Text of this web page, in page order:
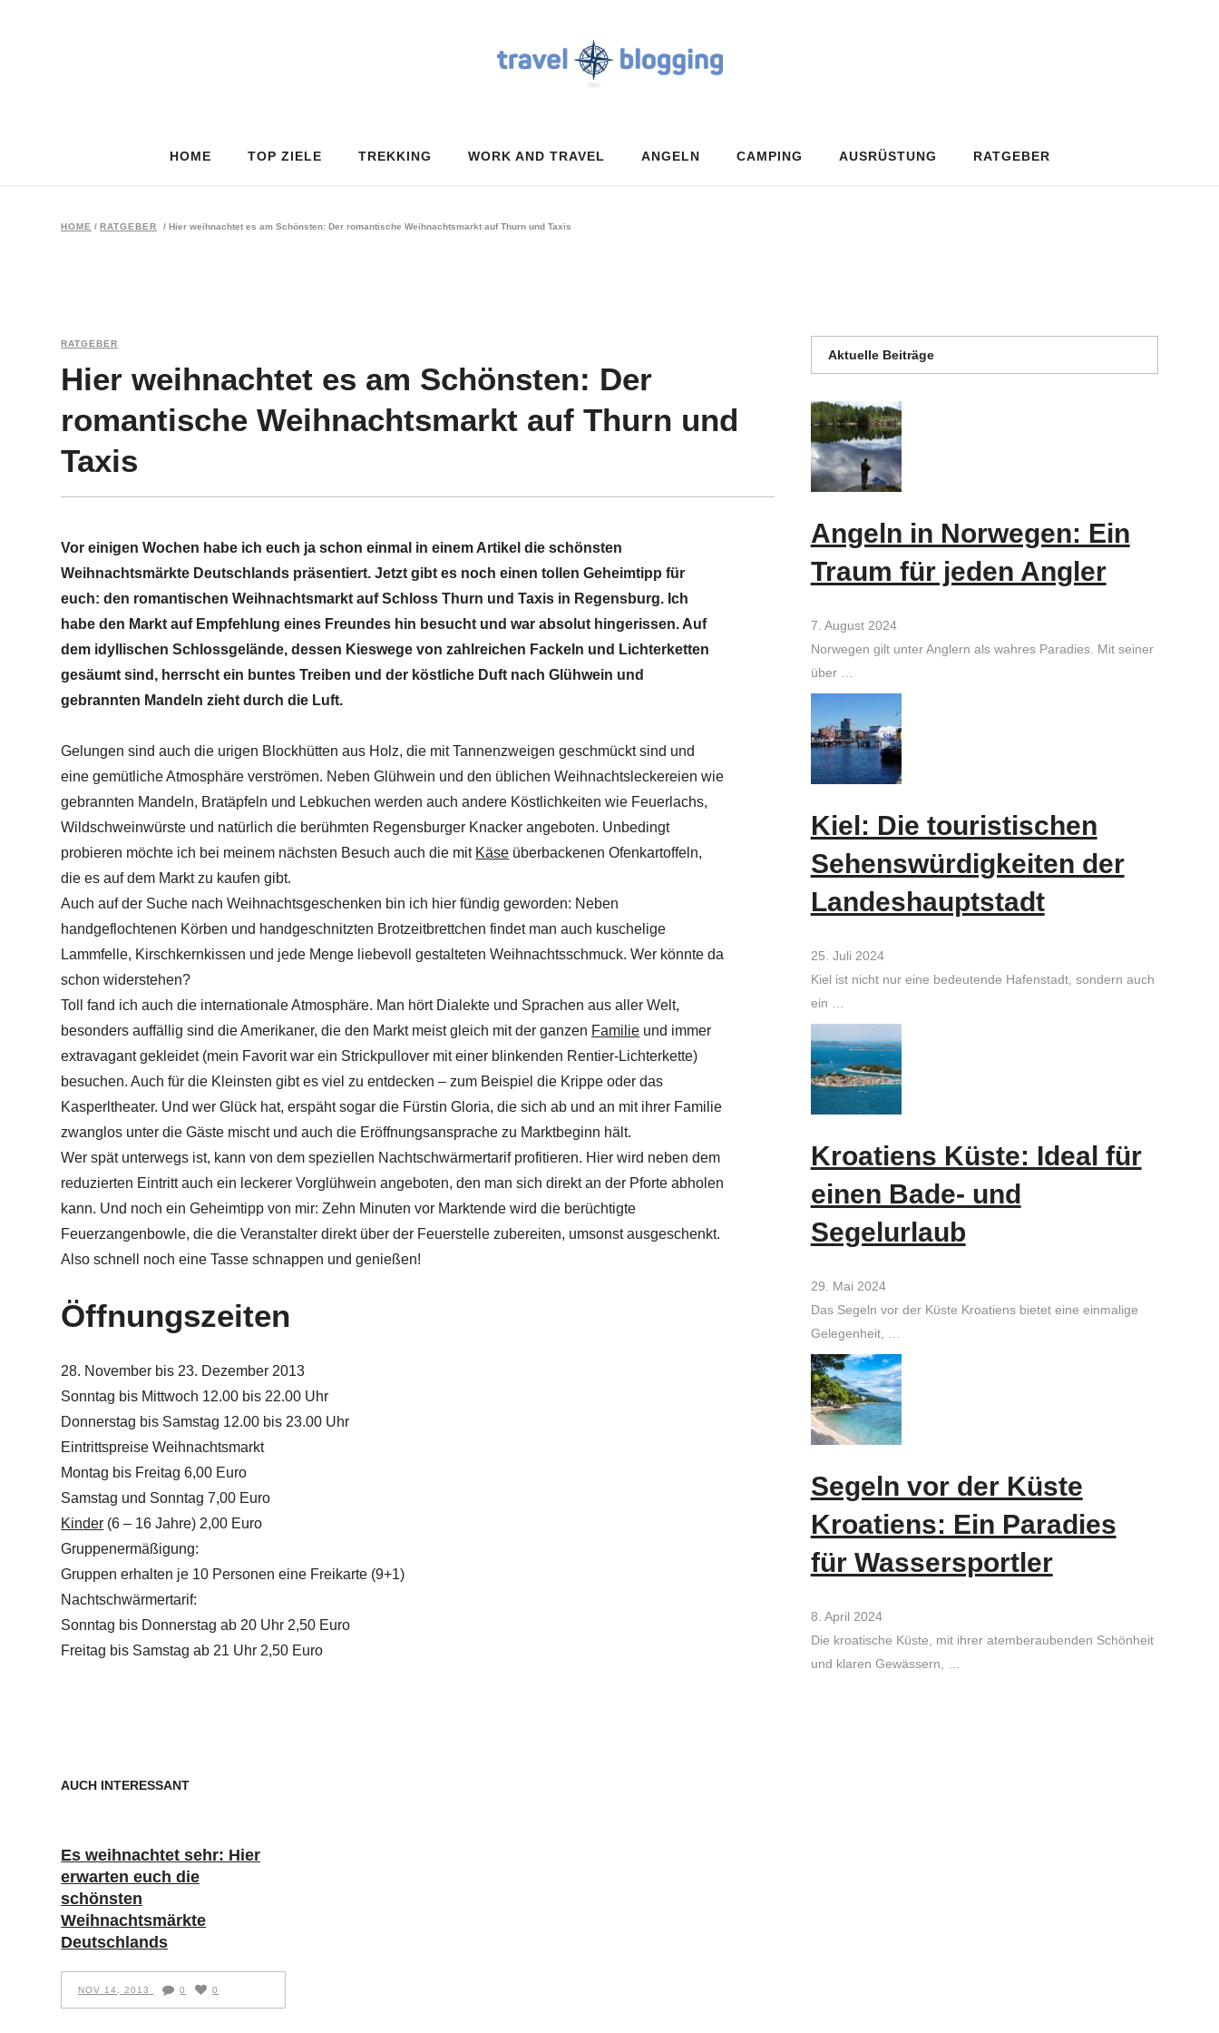
HOME TOP ZIELE TREKKING WORK AND TRAVEL ANGELN CAMPING AUSRÜSTUNG RATGEBER
HOME / RATGEBER / Hier weihnachtet es am Schönsten: Der romantische Weihnachtsmarkt auf Thurn und Taxis
RATGEBER
Hier weihnachtet es am Schönsten: Der
romantische Weihnachtsmarkt auf Thurn und
Taxis
Vor einigen Wochen habe ich euch ja schon einmal in einem Artikel die schönsten
Weihnachtsmärkte Deutschlands präsentiert. Jetzt gibt es noch einen tollen Geheimtipp für
euch: den romantischen Weihnachtsmarkt auf Schloss Thurn und Taxis in Regensburg. Ich
habe den Markt auf Empfehlung eines Freundes hin besucht und war absolut hingerissen. Auf
dem idyllischen Schlossgelände, dessen Kieswege von zahlreichen Fackeln und Lichterketten
gesäumt sind, herrscht ein buntes Treiben und der köstliche Duft nach Glühwein und
gebrannten Mandeln zieht durch die Luft.
Gelungen sind auch die urigen Blockhütten aus Holz, die mit Tannenzweigen geschmückt sind und
eine gemütliche Atmosphäre verströmen. Neben Glühwein und den üblichen Weihnachtsleckereien wie
gebrannten Mandeln, Bratäpfeln und Lebkuchen werden auch andere Köstlichkeiten wie Feuerlachs,
Wildschweinwürste und natürlich die berühmten Regensburger Knacker angeboten. Unbedingt
probieren möchte ich bei meinem nächsten Besuch auch die mit Käse überbackenen Ofenkartoffeln,
die es auf dem Markt zu kaufen gibt.
Auch auf der Suche nach Weihnachtsgeschenken bin ich hier fündig geworden: Neben
handgeflochtenen Körben und handgeschnitzten Brotzeitbrettchen findet man auch kuschelige
Lammfelle, Kirschkernkissen und jede Menge liebevoll gestalteten Weihnachtsschmuck. Wer könnte da
schon widerstehen?
Toll fand ich auch die internationale Atmosphäre. Man hört Dialekte und Sprachen aus aller Welt,
besonders auffällig sind die Amerikaner, die den Markt meist gleich mit der ganzen Familie und immer
extravagant gekleidet (mein Favorit war ein Strickpullover mit einer blinkenden Rentier-Lichterkette)
besuchen. Auch für die Kleinsten gibt es viel zu entdecken – zum Beispiel die Krippe oder das
Kasperltheater. Und wer Glück hat, erspäht sogar die Fürstin Gloria, die sich ab und an mit ihrer Familie
zwanglos unter die Gäste mischt und auch die Eröffnungsansprache zu Marktbeginn hält.
Wer spät unterwegs ist, kann von dem speziellen Nachtschwärmertarif profitieren. Hier wird neben dem
reduzierten Eintritt auch ein leckerer Vorglühwein angeboten, den man sich direkt an der Pforte abholen
kann. Und noch ein Geheimtipp von mir: Zehn Minuten vor Marktende wird die berüchtigte
Feuerzangenbowle, die die Veranstalter direkt über der Feuerstelle zubereiten, umsonst ausgeschenkt.
Also schnell noch eine Tasse schnappen und genießen!
Öffnungszeiten
28. November bis 23. Dezember 2013
Sonntag bis Mittwoch 12.00 bis 22.00 Uhr
Donnerstag bis Samstag 12.00 bis 23.00 Uhr
Eintrittspreise Weihnachtsmarkt
Montag bis Freitag 6,00 Euro
Samstag und Sonntag 7,00 Euro
Kinder (6 – 16 Jahre) 2,00 Euro
Gruppenermäßigung:
Gruppen erhalten je 10 Personen eine Freikarte (9+1)
Nachtschwärmertarif:
Sonntag bis Donnerstag ab 20 Uhr 2,50 Euro
Freitag bis Samstag ab 21 Uhr 2,50 Euro
AUCH INTERESSANT
Es weihnachtet sehr: Hier
erwarten euch die
schönsten
Weihnachtsmärkte
Deutschlands
NOV 14, 2013 0 0
Aktuelle Beiträge
Angeln in Norwegen: Ein
Traum für jeden Angler
7. August 2024
Norwegen gilt unter Anglern als wahres Paradies. Mit seiner
über …
Kiel: Die touristischen
Sehenswürdigkeiten der
Landeshauptstadt
25. Juli 2024
Kiel ist nicht nur eine bedeutende Hafenstadt, sondern auch
ein …
Kroatiens Küste: Ideal für
einen Bade- und
Segelurlaub
29. Mai 2024
Das Segeln vor der Küste Kroatiens bietet eine einmalige
Gelegenheit, …
Segeln vor der Küste
Kroatiens: Ein Paradies
für Wassersportler
8. April 2024
Die kroatische Küste, mit ihrer atemberaubenden Schönheit
und klaren Gewässern, …